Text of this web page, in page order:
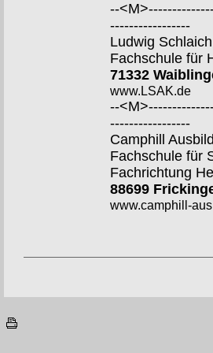
--
-----------------
Ludwig
Fachschule für
71332
www.LSAK.de
--
-----------------
Camphill
Fachschule für
Fachrichtung
88699
www.camphill-